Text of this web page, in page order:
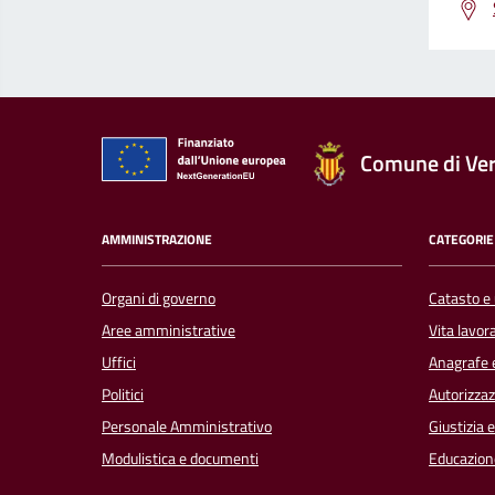
Comune di
AMMINISTRAZIONE
Organi di governo
Aree amministrative
Uffici
Politici
Personale Amministrativo
Modulistica e documenti
Catasto
Vita
Anagrafe
Giustizia